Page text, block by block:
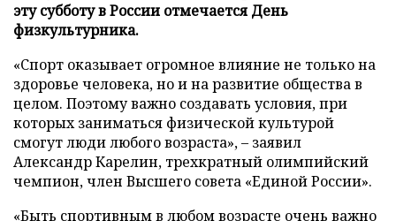
эту субботу в России отмечается День
физкультурника.
«Спорт оказывает огромное влияние не только на
здоровье человека, но и на развитие общества в
целом. Поэтому важно создавать условия, при
которых заниматься физической культурой
смогут люди любого возраста», – заявил
Александр Карелин, трехкратный олимпийский
чемпион, член Высшего совета «Единой России».
«Быть спортивным в любом возрасте очень важно